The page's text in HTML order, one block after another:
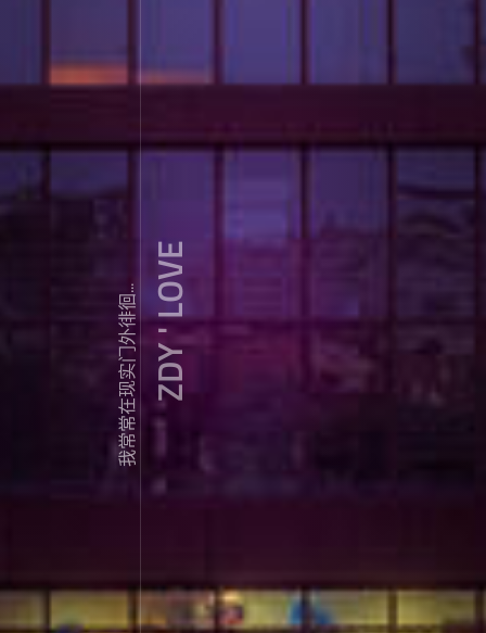
我常常在现实门外徘徊...ZDY ' LOVE